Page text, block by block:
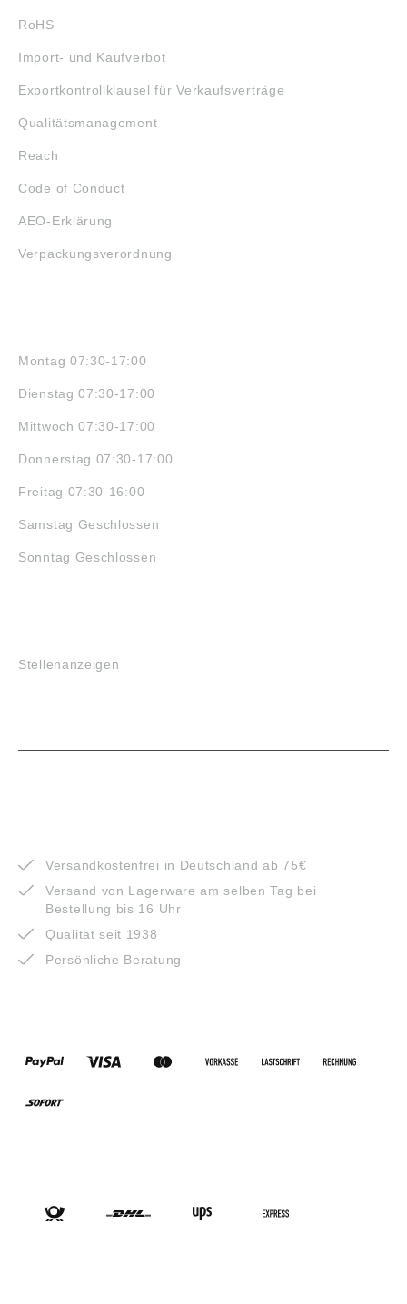
RoHS
Import- und Kaufverbot
Exportkontrollklausel für Verkaufsverträge
Qualitätsmanagement
Reach
Code of Conduct
AEO-Erklärung
Verpackungsverordnung
Montag 07:30-17:00
Dienstag 07:30-17:00
Mittwoch 07:30-17:00
Donnerstag 07:30-17:00
Freitag 07:30-16:00
Samstag Geschlossen
Sonntag Geschlossen
Stellenanzeigen
Versandkostenfrei in Deutschland ab 75€
Versand von Lagerware am selben Tag bei
Bestellung bis 16 Uhr
Qualität seit 1938
Persönliche Beratung